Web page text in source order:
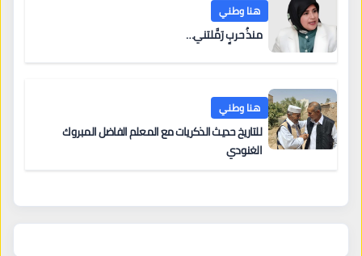
هنا وطني
منذُ حربٍ رَمَّلتني…
هنا وطني
للتاريخ حديث الذكريات مع المعلم الفاضل المبروك
الغنودي